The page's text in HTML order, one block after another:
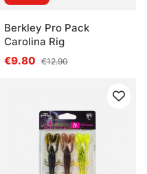
Berkley Pro Pack
Carolina Rig
€9.80 €12.90